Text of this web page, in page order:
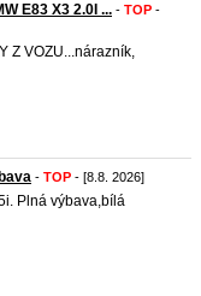
E83 X3 2.0I ... - TOP -
Z VOZU...nárazník,
- TOP - [8.8. 2026]
Plná výbava,bílá